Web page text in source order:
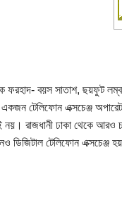
ফরহাদ- বয়স সাতাশ, ছয়ফুট
একজন টেলিফোন এক্সচেঞ্জ
নয়। রাজধানী ঢাকা থেকে আরও
ডিজিটাল টেলিফোন এক্সচেঞ্জ